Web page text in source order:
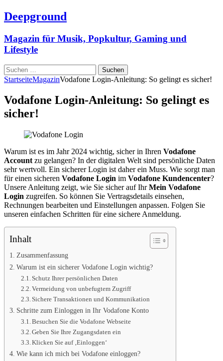
Deepground
Magazin für Musik, Popkultur, Gaming und
Lifestyle
Suchen
nach:
StartseiteMagazinVodafone Login-Anleitung: So gelingt es sicher!
Vodafone Login-Anleitung: So gelingt es
sicher!
Warum ist es im Jahr 2024 wichtig, sicher in Ihren Vodafone
Account zu gelangen? In der digitalen Welt sind persönliche Daten
sehr wertvoll. Ein sicherer Login ist daher ein Muss. Wie sorgt man
für einen sicheren Vodafone Login im Vodafone Kundencenter?
Unsere Anleitung zeigt, wie Sie sicher auf IhrMein Vodafone
Login zugreifen. So können Sie Vertragsdetails einsehen,
Rechnungen bearbeiten und Einstellungen anpassen. Folgen Sie
unseren einfachen Schritten für eine sichere Anmeldung.
Inhalt
Zusammenfassung
Warum ist ein sicherer Vodafone Login wichtig?
Schutz Ihrer persönlichen Daten
Vermeidung von unbefugtem Zugriff
Sichere Transaktionen und Kommunikation
Schritte zum Einloggen in Ihr Vodafone Konto
Besuchen Sie die Vodafone Webseite
Geben Sie Ihre Zugangsdaten ein
Klicken Sie auf ‚Einloggen‘
Wie kann ich mich bei Vodafone einloggen?